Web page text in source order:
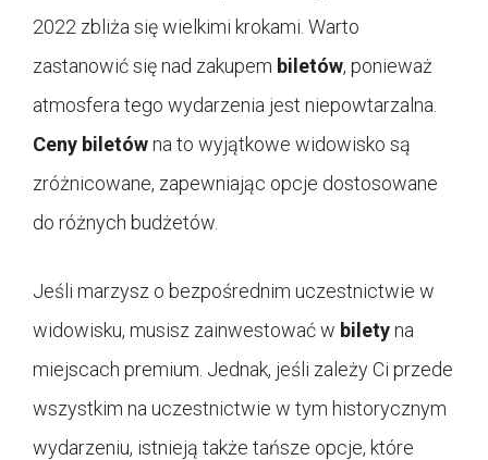
2022 zbliża się wielkimi krokami. Warto
zastanowić się nad zakupem biletów, ponieważ
atmosfera tego wydarzenia jest niepowtarzalna.
Ceny biletówna to wyjątkowe widowisko są
zróżnicowane, zapewniając opcje dostosowane
do różnych budżetów.
Jeśli marzysz o bezpośrednim uczestnictwie w
widowisku, musisz zainwestować w biletyna
miejscach premium. Jednak, jeśli zależy Ci przede
wszystkim na uczestnictwie w tym historycznym
wydarzeniu, istnieją także tańsze opcje, które